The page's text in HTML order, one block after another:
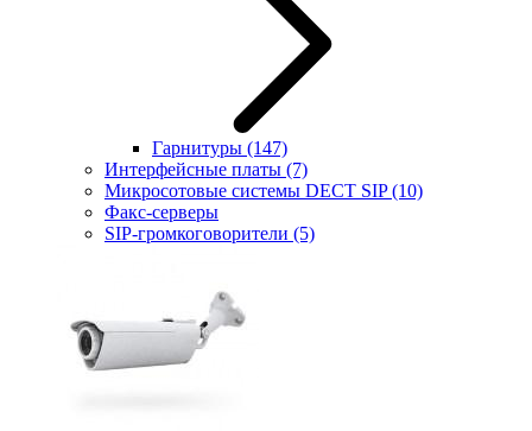
Гарнитуры (147)
Интерфейсные платы (7)
Микросотовые системы DECT SIP(10)
Факс-серверы
SIP-громкоговорители (5)